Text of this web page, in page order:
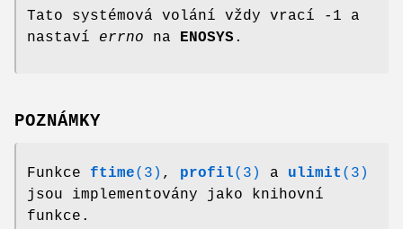
Tato systémová volání vždy vrací -1 a
nastaví errno na ENOSYS .
POZNÁMKY
Funkce ftime(3) , profil(3) a ulimit (3)
jsou implementovány jako knihovní
funkce.